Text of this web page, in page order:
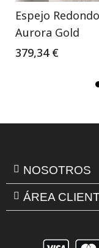
Espejo
Aurora Gold
379,34 €
NOSOTROS
ÁREA